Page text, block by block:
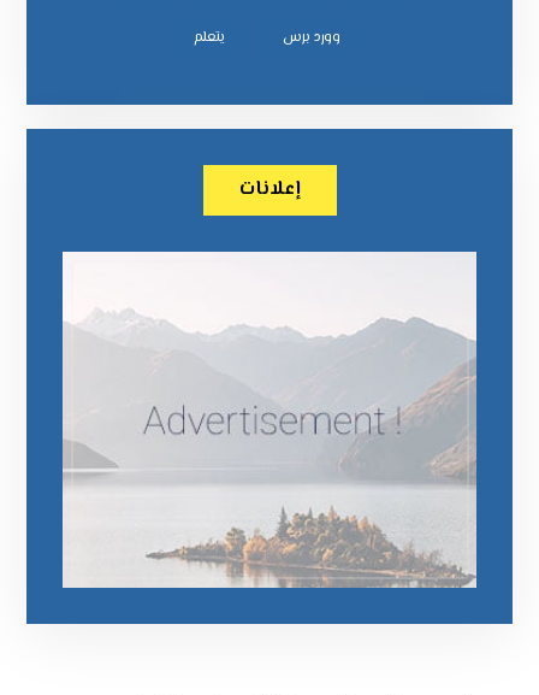
وورد برس يتعلم
إعلانات